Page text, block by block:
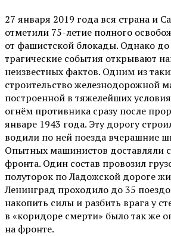
27 января 2019 года вся страна и
отметили 75-летие полного
от фашистской блокады. Однако до
трагические события открывают
неизвестных фактов. Одним из
строительство железнодорожной
построенной в тяжелейших
огнём противника сразу после
январе 1943 года. Эту дорогу
водили по ней поезда вчерашние
Опытных машинистов доставляли
фронта. Один состав провозил
полуторок по Ладожской дороге
Ленинград проходило до 35
накопить силы и разбить врага у
в «коридоре смерти» было так же
на фронте.